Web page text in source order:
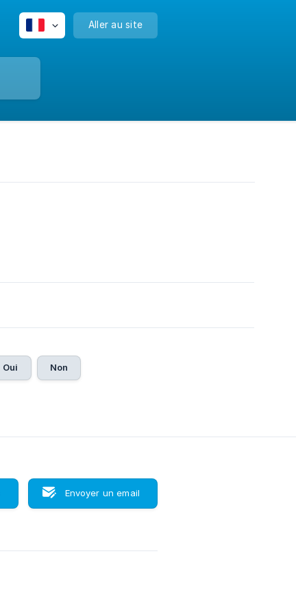
Aller au site
Oui Non
Envoyer un email